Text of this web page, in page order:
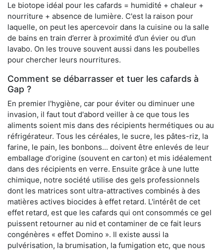
Le biotope idéal pour les cafards = humidité + chaleur +
nourriture + absence de lumière. C'est la raison pour
laquelle, on peut les apercevoir dans la cuisine ou la salle
de bains en train d’errer à proximité d’un évier ou d’un
lavabo. On les trouve souvent aussi dans les poubelles
pour chercher leurs nourritures.
Comment se débarrasser et tuer les cafards à
Gap ?
En premier l'hygiène, car pour éviter ou diminuer une
invasion, il faut tout d'abord veiller à ce que tous les
aliments soient mis dans des récipients hermétiques ou au
réfrigérateur. Tous les céréales, le sucre, les pâtes-riz, la
farine, le pain, les bonbons... doivent être enlevés de leur
emballage d'origine (souvent en carton) et mis idéalement
dans des récipients en verre. Ensuite grâce à une lutte
chimique, notre société utilise des gels professionnels
dont les matrices sont ultra-attractives combinés à des
matières actives biocides à effet retard. L'intérêt de cet
effet retard, est que les cafards qui ont consommés ce gel
puissent retourner au nid et contaminer de ce fait leurs
congénères « effet Domino ». Il existe aussi la
pulvérisation, la brumisation, la fumigation etc, que nous